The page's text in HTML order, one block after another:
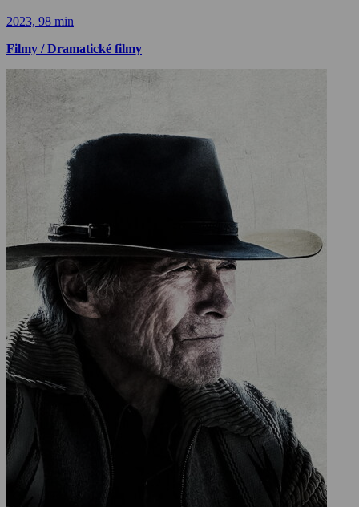
2023, 98 min
Filmy / Dramatické filmy